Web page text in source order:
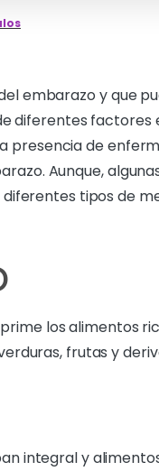
embarazo y que
diferentes factores
presencia de
Aunque,
tipos de
los alimentos
frutas y
integral y